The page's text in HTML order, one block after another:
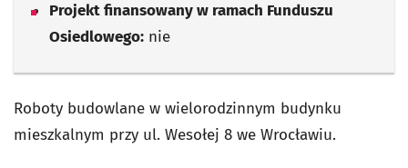
Projekt finansowany w ramach Funduszu
Osiedlowego: nie
Roboty budowlane w wielorodzinnym budynku
mieszkalnym przy ul. Wesołej 8 we Wrocławiu.